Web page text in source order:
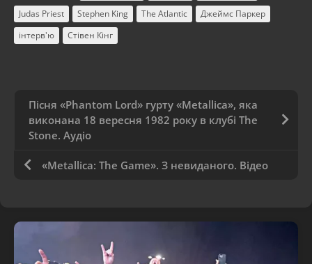
Judas Priest
Stephen King The Atlantic
Джеймс Паркер
інтерв'ю
Стівен Кінг
Пісня «Phantom Lord» гурту «Metallica», яка
виконана 18 вересня 1982 року в клубі The
Stone. Аудіо
«Metallica: The Game». З невиданого. Відео